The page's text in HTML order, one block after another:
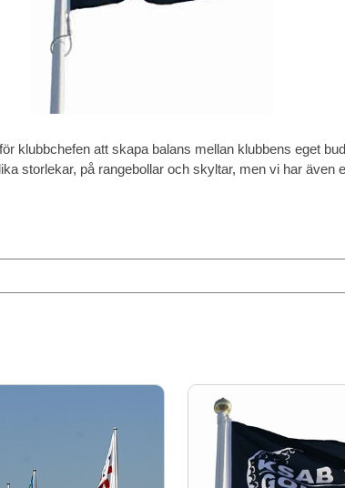
klubbchefen att skapa balans mellan klubbens eget
storlekar, på rangebollar och skyltar, men vi har även